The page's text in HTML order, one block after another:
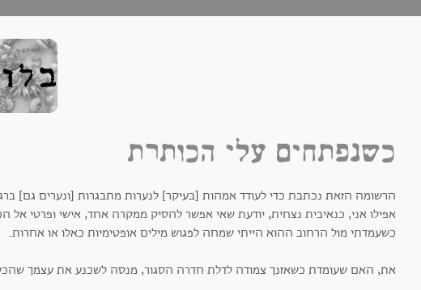
כשנפתחים עלי הכותרת
הרשומה הזאת נכתבת כדי לעודד אמהות [בעיקר] לנערות מתבגרות [ונערים גם]
אפילו אני, כנאיבית נצחית, יודעת שאי אפשר להסיק ממקרה אחד, אישי ופרטי אל
כשעמדתי מול הרחוב ההוא הייתי שמחה לפגוש מילים אופטימיות כאלו או אחרות.
את, האם שעומדת כשאזנך צמודה לדלת חדרה הסגור, מנסה לשכנע את עצמך שהכל